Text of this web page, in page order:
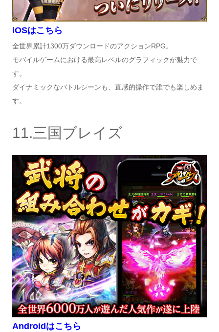
iOSはこちら
全世界累計1300万ダウンロードのアクションRPG。
モバイルゲームにおける最高レベルのグラフィックが魅力で
す。
ダイナミックなバトルシーンも、直感的操作で誰でも楽しめま
す。
11.三国ブレイズ
Androidはこちら